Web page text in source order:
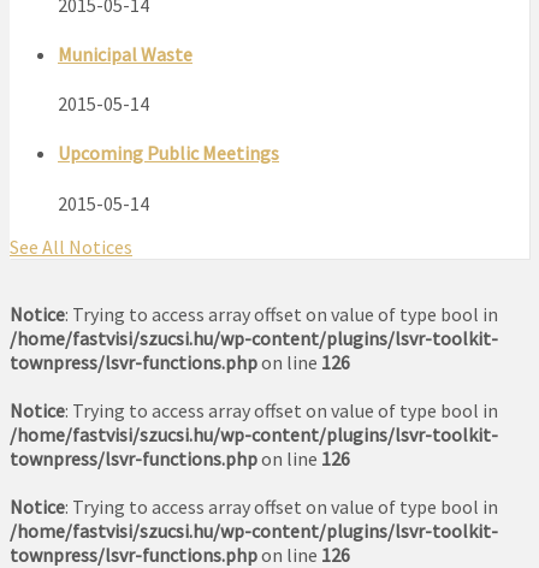
Municipal Waste
2015-05-14
Upcoming Public Meetings
2015-05-14
See All Notices
Notice: Trying to access array offset on value of type bool in
/home/fastvisi/szucsi.hu/wp-content/plugins/lsvr-toolkit-
townpress/lsvr-functions.phpon line 126
Notice: Trying to access array offset on value of type bool in
/home/fastvisi/szucsi.hu/wp-content/plugins/lsvr-toolkit-
townpress/lsvr-functions.phpon line 126
Notice: Trying to access array offset on value of type bool in
/home/fastvisi/szucsi.hu/wp-content/plugins/lsvr-toolkit-
townpress/lsvr-functions.phpon line 126